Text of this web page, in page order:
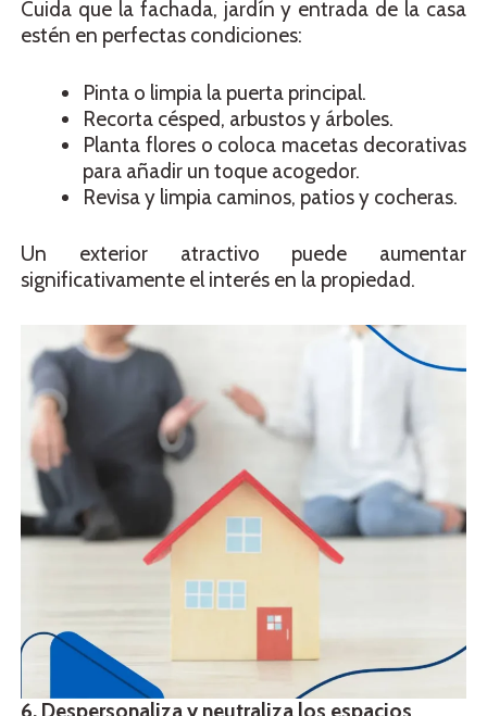
Cuida que la fachada, jardín y entrada de la casa
estén en perfectas condiciones:
Pinta o limpia la puerta principal.
Recorta césped, arbustos y árboles.
Planta flores o coloca macetas decorativas
para añadir un toque acogedor.
Revisa y limpia caminos, patios y cocheras.
Un exterior atractivo puede aumentar
significativamente el interés en la propiedad.
6. Despersonaliza y neutraliza los espacios